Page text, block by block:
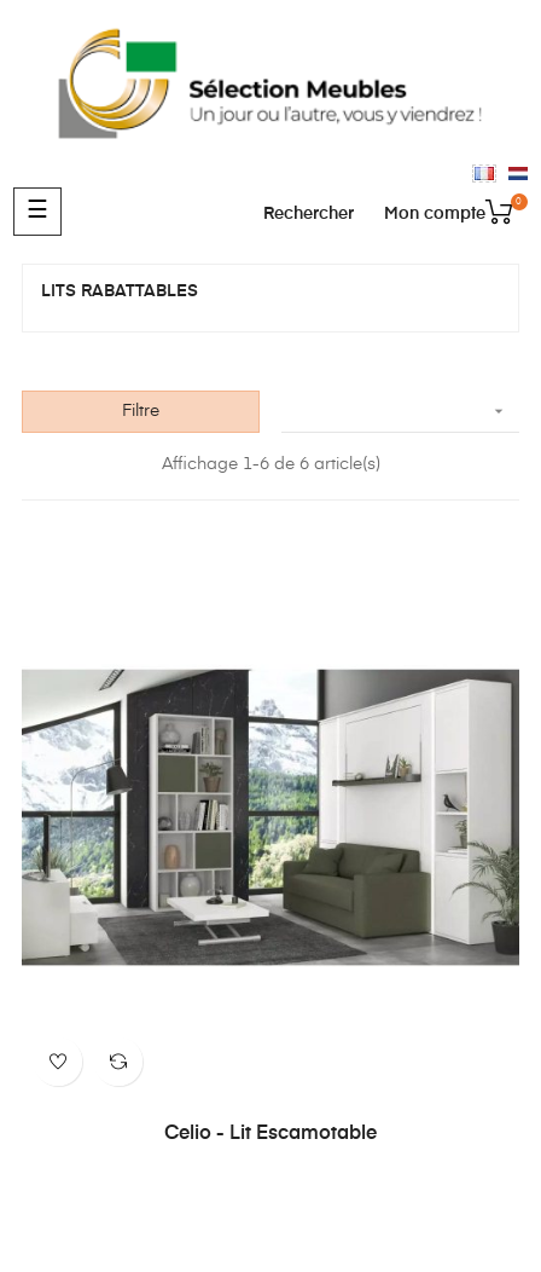
Basculer
la
☰ 0
Mon compte
Rechercher
LITS RABATTABLES

Filtre
Affichage 1-6 de 6 article(s)
Celio - Lit Escamotable